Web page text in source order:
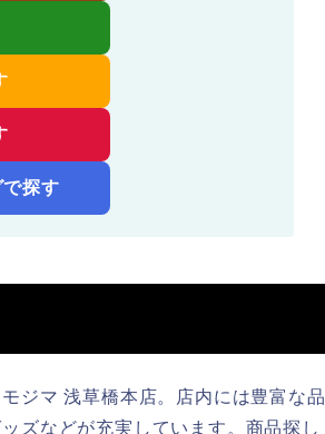
探す
ジマ 浅草橋本店。店内には豊富な品
ズなどが充実しています。商品探し